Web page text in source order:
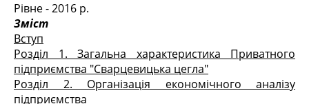
Рівне - 2016 р.
Зміст
Вступ
Розділ 1. Загальна характеристика Приватного
підприємства "Сварцевицька цегла"
Розділ 2. Організація економічного аналізу
підприємства